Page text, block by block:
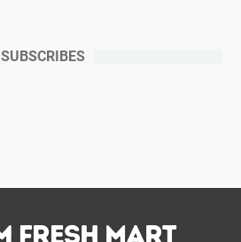
SUBSCRIBES